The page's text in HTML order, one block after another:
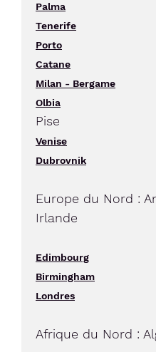
Palma
Tenerife
Porto
Catane
Milan - Bergame
Olbia
Pise
Venise
Dubrovnik
Europe du Nord :
Irlande
Edimbourg
Birmingham
Londres
Afrique du Nord :